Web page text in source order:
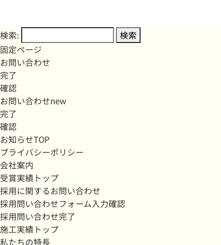
検索:
固定ページ
お問い合わせ
完了
確認
お問い合わせnew
完了
確認
お知らせTOP
プライバシーポリシー
会社案内
受賞実績トップ
採用に関するお問い合わせ
採用問い合わせフォーム入力確認
採用問い合わせ完了
施工実績トップ
私たちの特長